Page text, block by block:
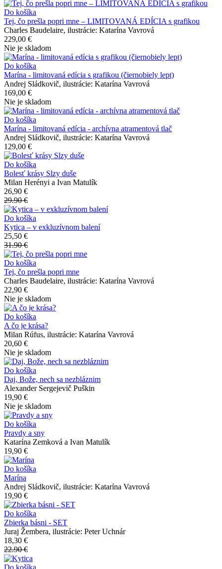
Do košíka
Tej, čo prešla popri mne – LIMITOVANÁ EDÍCIA s grafikou
Charles Baudelaire, ilustrácie: Katarína Vavrová
229,00 €
Nie je skladom
Do košíka
Marína - limitovaná edícia s grafikou (čiernobiely lept)
Andrej Sládkovič, ilustrácie: Katarína Vavrová
169,00 €
Nie je skladom
Do košíka
Marína - limitovaná edícia - archívna atramentová tlač
Andrej Sládkovič, ilustrácie: Katarína Vavrová
129,00 €
Do košíka
Bolesť krásy Slzy duše
Milan Herényi a Ivan Matulík
26,90 €
29.90 €
Do košíka
Kytica – v exkluzívnom balení
25,50 €
31.90 €
Do košíka
Tej, čo prešla popri mne
Charles Baudelaire, ilustrácie: Katarína Vavrová
22,90 €
Nie je skladom
Do košíka
A čo je krása?
Milan Rúfus, ilustrácie: Katarína Vavrová
20,60 €
Nie je skladom
Do košíka
Daj, Bože, nech sa nezbláznim
Alexander Sergejevič Puškin
19,90 €
Nie je skladom
Do košíka
Pravdy a sny
Katarína Zemková a Ivan Matulík
19,90 €
Do košíka
Marína
Andrej Sládkovič, ilustrácie: Katarína Vavrová
19,90 €
Do košíka
Zbierka básni - SET
Juraj Žembera, ilustrácie: Peter Uchnár
18,30 €
22.90 €